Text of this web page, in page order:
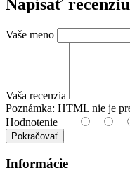
Napísať recenziu
Vaše meno
Vaša recenzia
Poznámka: HTML nie je
Hodnotenie
Pokračovať
Informácie